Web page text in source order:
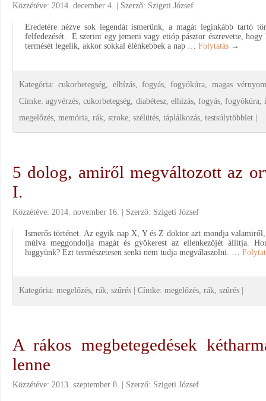
Közzétéve: 2014. december 4. Szerző: Szigeti József
Eredetére nézve sok legendát ismerünk, a magát leginkább tartó
felfedezését. E szerint egy jemeni vagy etióp pásztor észrevette,
termését legelik, akkor sokkal élénkebbek a nap … Folytatás →
Kategória: cukorbetegség elhízás, fogyás,fogyókúra
magas
Címke: agyvérzés ,cukorbetegség diabétesz, elhízás,fogyás ,fogyókúra ,
megelőzés memória rák stroke szélütés táplálkozás testsúlytöbblet |
5 dolog, amiről megváltozott az
I.
Közzétéve: 2014. november 16. Szerző: Szigeti József
Ismerős történet. Az egyik nap X, Y és Z doktor azt mondja
múlva meggondolja magát és gyökerest az ellenkezőjét állítja.
higgyünk? Ezt természetesen senki nem tudja megválaszolni. …
Kategória: megelőzés, rák, szűrés Címke: megelőzés, rák, szűrés
A rákos megbetegedések
lenne
Közzétéve: 2013. szeptember 8. Szerző: Szigeti József